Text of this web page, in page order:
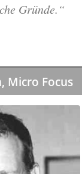
Gründe.“
Micro Focus